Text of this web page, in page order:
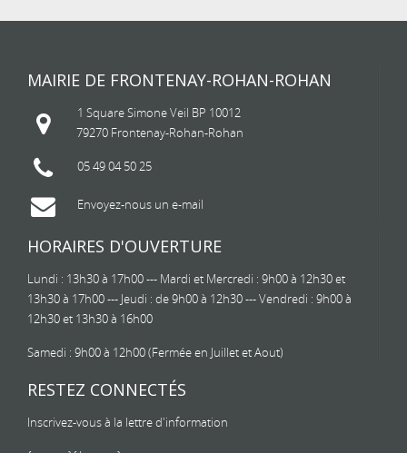
MAIRIE DE FRONTENAY-ROHAN-ROHAN
1 Square Simone Veil BP 10012
79270 Frontenay-Rohan-Rohan
05 49 04 50 25
Envoyez-nous un e-mail
HORAIRES D'OUVERTURE
Lundi : 13h30 à 17h00 --- Mardi et Mercredi : 9h00 à 12h30 et
13h30 à 17h00 --- Jeudi : de 9h00 à 12h30 --- Vendredi : 9h00 à
12h30 et 13h30 à 16h00
Samedi : 9h00 à 12h00 (Fermée en Juillet et Aout)
RESTEZ CONNECTÉS
Inscrivez-vous à la lettre d'information